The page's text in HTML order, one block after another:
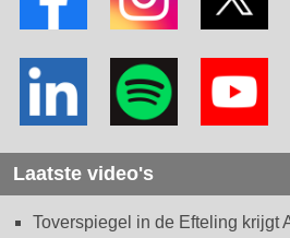
Laatste video's
Toverspiegel in de Efteling krijgt